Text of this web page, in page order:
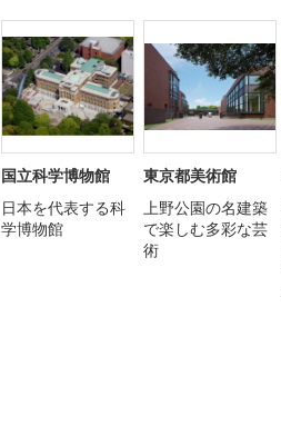
国立科学博物館
日本を代表する科
学博物館
東京都美術館
上野公園の名建築
で楽しむ多彩な芸
術